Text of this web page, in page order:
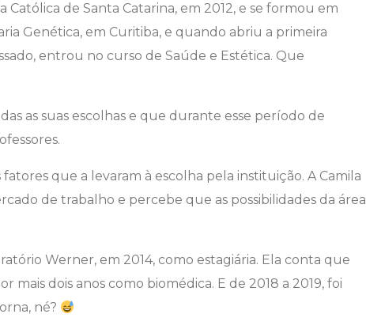
de Santa Catarina, em 2012, e se formou em
Genética, em Curitiba, e quando abriu a primeira
entrou no curso de Saúde e Estética. Que
as suas escolhas e que durante esse período de
que a levaram à escolha pela instituição. A Camila
de trabalho e percebe que as possibilidades da área
Werner, em 2014, como estagiária. Ela conta que
dois anos como biomédica. E de 2018 a 2019, foi
né?